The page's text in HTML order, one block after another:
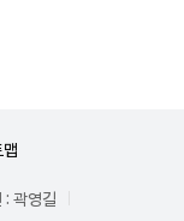
맵
: 곽영길